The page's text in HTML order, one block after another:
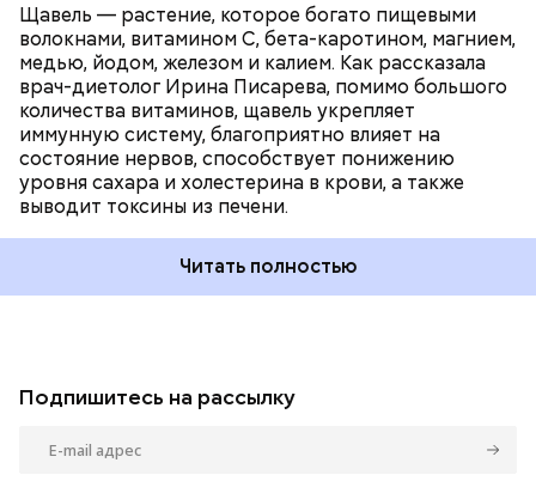
Щавель — растение, которое богато пищевыми
волокнами, витамином С, бета-каротином, магнием,
медью, йодом, железом и калием. Как рассказала
врач-диетолог Ирина Писарева, помимо большого
количества витаминов, щавель укрепляет
иммунную систему, благоприятно влияет на
состояние нервов, способствует понижению
уровня сахара и холестерина в крови, а также
выводит токсины из печени.
Читать полностью
Подпишитесь на рассылку